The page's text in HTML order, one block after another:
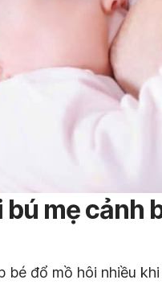
mẹ cảnh
bé đổ mồ hôi nhiều